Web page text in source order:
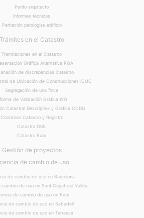
Perito arquitecto
Informes técnicos
Peritación patologías edificio
Trámites en el Catastro
Tramitaciones en el Catastro
Gráfica Alternativa RGA
de discrepancias Catastro
de Ubicación de Construcciones ICUC
Segregación de una finca
de Validación Gráfica IVG
Catastral Descriptiva y Gráfica CCDG
Coordinar Catastro y Registro
Catastro GML
Catastro Rubí
Gestión de proyectos
de cambio de uso
de cambio de uso en Barcelona
cambio de uso en Sant Cugat del Vallés
de cambio de uso en Rubí
de cambio de uso en Sabadell
de cambio de uso en Terrassa